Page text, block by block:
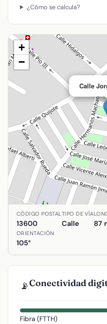
¿Cómo se calcula?
Calle
+
−
Ubicación de Calle Jorge
CÓDIGO POSTAL
13600
TIPO DE VÍA
Calle 87
ORIENTACIÓN
105°
📡Conectividad
Fibra (FTTH)